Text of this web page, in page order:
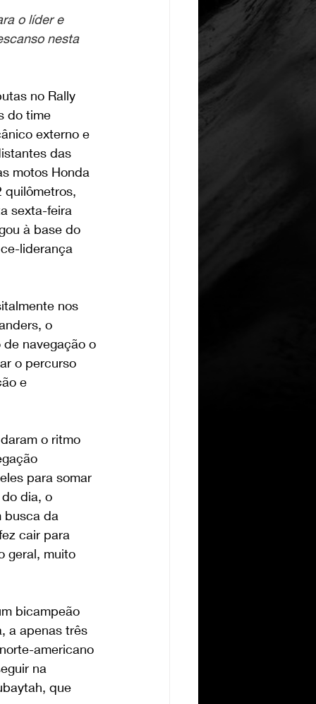
o líder e
nesta
no Rally
do time
externo e
das
motos Honda
quilômetros,
sexta-feira
à base do
liderança
nos
o
navegação o
o percurso
e
o ritmo
para somar
dia, o
busca da
cair para
geral, muito
bicampeão
a apenas três
americano
na
que